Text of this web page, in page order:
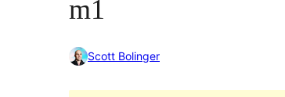
m1
Scott Bolinger